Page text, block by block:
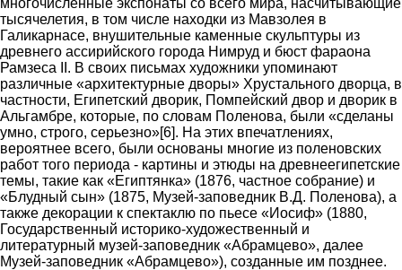
тысячелетия, в том числе находки из Мавзолея в
Галикарнасе, внушительные каменные скульптуры из
древнего ассирийского города Нимруд и бюст фараона
Рамзеса II. В своих письмах художники упоминают
различные «архитектурные дворы» Хрустального дворца, в
частности, Египетский дворик, Помпейский двор и дворик в
Альгамбре, которые, по словам Поленова, были «сделаны
умно, строго, серьезно»[6]. На этих впечатлениях,
вероятнее всего, были основаны многие из поленовских
работ того периода - картины и этюды на древнеегипетские
темы, такие как «Египтянка» (1876, частное собрание) и
«Блудный сын» (1875, Музей-заповедник В.Д. Поленова), а
также декорации к спектаклю по пьесе «Иосиф» (1880,
Государственный историко-художественный и
литературный музей-заповедник «Абрамцево», далее
Музей-заповедник «Абрамцево»), созданные им позднее.